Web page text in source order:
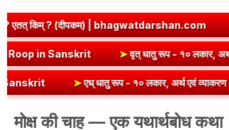
➤Class 6 Sanskrit
एवं व्याकरण | Kri Dhatu Roop in Sanskrit ➤
धातु रूप - १० लकार, अर्थ एवं व्याकरण | Edh Dhatu
मोक्ष की चाह — एक यथार्थबोध कथा